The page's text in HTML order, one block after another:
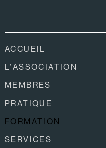
ACCUEIL
L'ASSOCIATION
MEMBRES
PRATIQUE
FORMATION
SERVICES